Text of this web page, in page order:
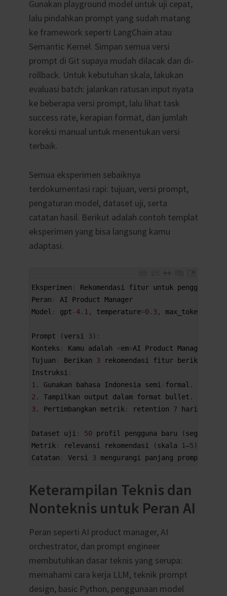
Gunakan playground model untuk uji cepat,
lalu pindahkan prompt yang sudah matang
ke framework seperti LangChain atau
Semantic Kernel. Simpan semua versi
prompt di Git supaya mudah dilacak dan di-
rollback. Untuk kebutuhan skala, lakukan
evaluasi batch: jalankan ratusan input nyata
ke beberapa versi prompt, lalu lihat task
success rate, kerapian format, dan jumlah
koreksi manual untuk menentukan versi
terbaik.
Semua eksperimen sebaiknya
terdokumentasi rapi: tujuan, versi prompt,
pengaturan model, dataset uji, serta
catatan hasil. Berikut adalah contoh templat
eksperimen yang bisa langsung kamu
adaptasi.
Eksperimen : Rekomendasi fitur untuk pengguna
Peran : AI Product Manager
Model : gpt -4.1 , temperature=0.3 , max_tokens
Prompt (versi 3 ) :
Konteks : Kamu adalah <em>AI Product Manager
Tujuan : Berikan 3 rekomendasi fitur berikut
Instruksi :
1.
Gunakan bahasa Indonesia semi -formal .
2.
Tampilkan output dalam format bullet .
3.
Pertimbangkan metrik : retention 7 hari
Dataset uji : 50 profil pengguna baru (segmen
Metrik : relevansi rekomendasi (skala 1–5 )
Catatan : Versi 3 mengurangi panjang prompt
Keterampilan Teknis dan
Nonteknis untuk Peran AI
Peran seperti AI product manager, AI
orchestrator, dan prompt engineer
membutuhkan dasar teknis yang serupa:
memahami cara kerja LLM, teknik prompt
design, basic Python, penggunaan model